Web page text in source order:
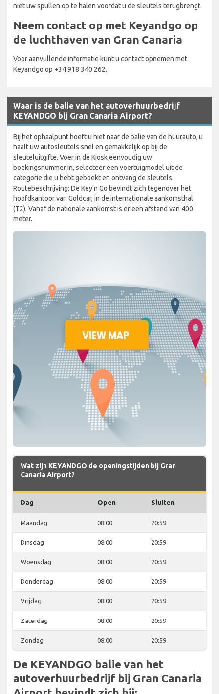
niet uw spullen op te halen voordat u de sleutels terugbrengt.
Neem contact op met Keyandgo op
de luchthaven van Gran Canaria
Voor aanvullende informatie kunt u contact opnemen met
Keyandgo op +34 918 340 262.
Waar is de balie van het autoverhuurbedrijf
KEYANDGO bij Gran Canaria Airport?
Bij het ophaalpunt hoeft u niet naar de balie van de huurauto, u
haalt uw autosleutels snel en gemakkelijk op bij de
sleuteluitgifte. Voer in de Kiosk eenvoudig uw
boekingsnummer in, selecteer een voertuigmodel uit de
categorie die u hebt geboekt en ontvang de sleutels.
Routebeschrijving: De Key'n Go bevindt zich tegenover het
hoofdkantoor van Goldcar, in de internationale aankomsthal
(T2). Vanaf de nationale aankomst is er een afstand van 400
meter.
Wat zijn KEYANDGO de openingstijden bij Gran
Canaria Airport?
Dag Open Sluiten
Maandag 08:00 20:59
Dinsdag 08:00 20:59
Woensdag 08:00 20:59
Donderdag 08:00 20:59
Vrijdag 08:00 20:59
Zaterdag 08:00 20:59
Zondag 08:00 20:59
De KEYANDGO balie van het
autoverhuurbedrijf bij Gran Canaria